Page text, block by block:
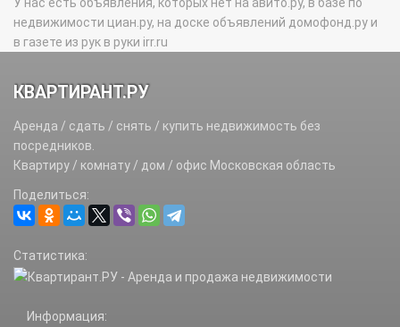
У нас есть объявления, которых нет на авито.ру, в базе по
недвижимости циан.ру, на доске объявлений домофонд.ру и
в газете из рук в руки irr.ru
КВАРТИРАНТ.РУ
Аренда / сдать / снять / купить недвижимость без
посредников.
Квартиру / комнату / дом / офис Московская область
Поделиться:
Статистика:
Информация: